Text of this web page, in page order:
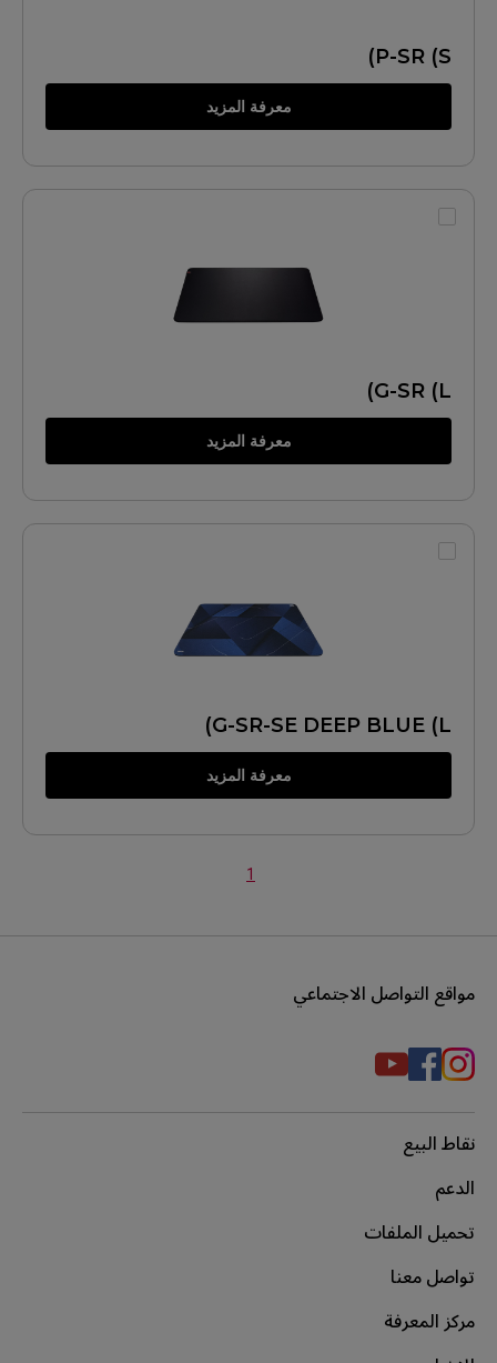
P-SR (S)
معرفة المزيد
G-SR (L)
معرفة المزيد
G-SR-SE DEEP BLUE (L)
معرفة المزيد
1
مواقع التواصل الاجتماعي
نقاط البيع
الدعم
تحميل الملفات
تواصل معنا
مركز المعرفة